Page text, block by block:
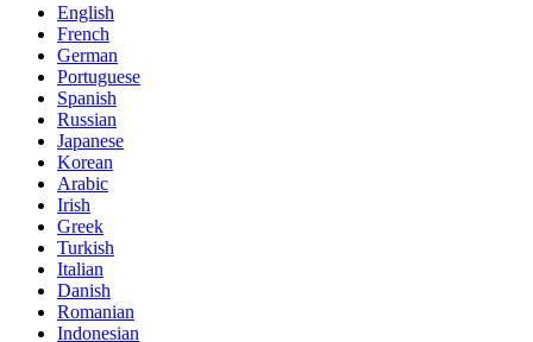
English
French
German
Portuguese
Spanish
Russian
Japanese
Korean
Arabic
Irish
Greek
Turkish
Italian
Danish
Romanian
Indonesian